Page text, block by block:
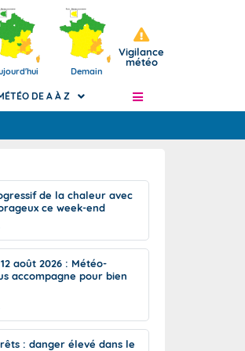
Demain
Vigilance
météo
dangereux de J+2 à J+7
pluies intenses à l'échelle
(Apic)
du risque
forêts
DE A À Z
de la chaleur avec
ce week-end
août 2026 : Météo-
accompagne pour bien
: danger élevé dans le